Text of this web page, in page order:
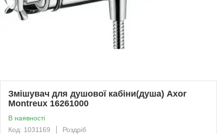
Змішувач для душової кабіни(душа) Axor
Montreux 16261000
В наявності
Код: 1031169
Роздріб